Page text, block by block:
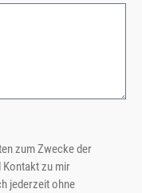
zum Zwecke der
Kontakt zu mir
jederzeit ohne